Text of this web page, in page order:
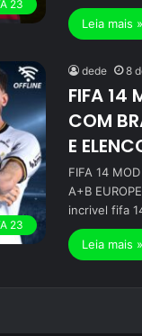
23
Leia mais »
23
dede 8
FIFA 14
COM
E
FIFA 14
A+B
incrivel fifa
Leia mais »